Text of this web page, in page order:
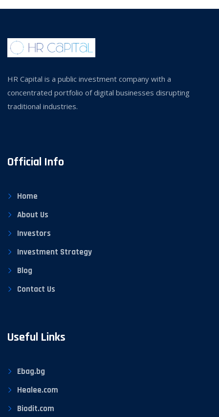
HR Capital is a public investment company with a
concentrated portfolio of digital businesses disrupting
traditional industries.
Official Info
Home
About Us
Investors
Investment Strategy
Blog
Contact Us
Useful Links
Ebag.bg
Healee.com
Biodit.com